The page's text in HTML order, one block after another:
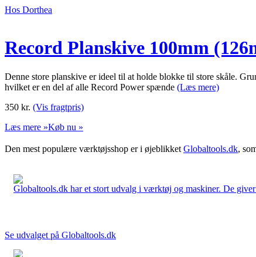
Hos Dorthea
Record Planskive 100mm
Denne store planskive er ideel til at holde blokke til store skåle.
hvilket er en del af alle Record Power spænde (Læs mere)
350 kr. (Vis fragtpris)
Læs mere »Køb nu »
Den mest populære værktøjsshop er i øjeblikket Globaltools.dk,
Globaltools.dk har et stort udvalg i værktøj og maskiner. De
Se udvalget på Globaltools.dk